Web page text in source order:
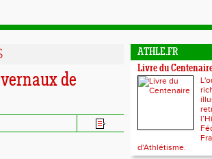
de
ATHLE.FR
Livre du
d'Athlétisme.